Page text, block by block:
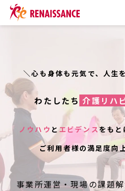
導入事例
お知らせ
お役立ち記事一覧
お役立ち資料
＼心も身体も元気で、人生
わたしたち 介護リハ
ノウハウ とエビデンスをもと
ご利用者様の満足度向
事業所運営・現場の課題